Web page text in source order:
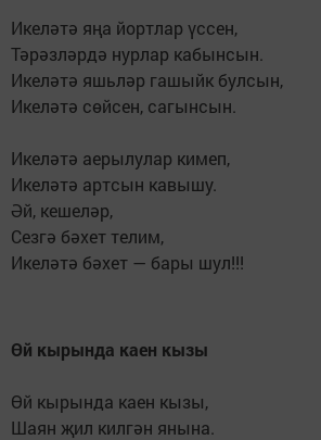
Икеләтә яңа йортлар үссен,
Тәрәзләрдә нурлар кабынсын.
Икеләтә яшьләр гашыйк булсын,
Икеләтә сөйсен, сагынсын.
Икеләтә аерылулар кимеп,
Икеләтә артсын кавышу.
Әй, кешеләр,
Сезгә бәхет телим,
Икеләтә бәхет — бары шул!!!
Өй кырында каен кызы
Өй кырында каен кызы,
Шаян җил килгән янына.